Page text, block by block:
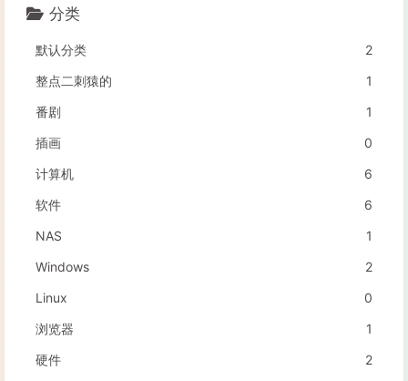
分类
默认分类
2
整点二刺猿的
1
番剧
1
插画
0
计算机
6
软件
6
NAS
1
Windows
2
Linux
0
浏览器
1
硬件
2